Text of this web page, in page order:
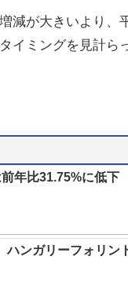
減が大きいより
イミングを見計ら
前年比31.75%に低
ガリーフォリント